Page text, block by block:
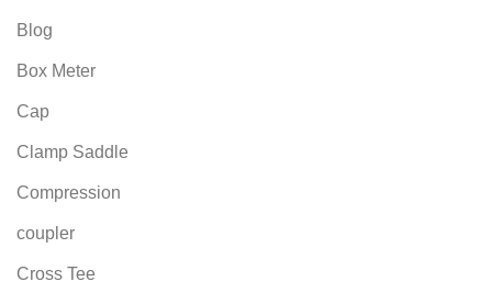
Blog
Box Meter
Cap
Clamp Saddle
Compression
coupler
Cross Tee